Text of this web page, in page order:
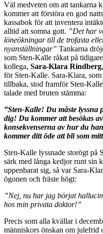
Väl medveten om att tankarna
kommer att förstöra en god
kassabok för att inventera
alltid att somna gott. ”Det har
löneökningar till de trofasta
nyanställningar” Tankarna
som Sten-Kalle råkat på
kollega, Sara-Klara Rindberg
för Sten-Kalle. Sara-Klara,
tillbaka, stod framför Sten-
talade med bruten stämma:
”Sten-Kalle! Du måste
dig! Du kommer att besökas
konsekvenserna av hur du
kommer ditt öde att bli som
Sten-Kalle lyssnade storögt på
särk med långa kedjor runt sin
uppenbarat sig, så var Sara-
ögonen och fräste högt:
”Nej, nu har jag börjat
hos min privata doktor!”
Precis som alla kvällar i
människors önskan om julefrid